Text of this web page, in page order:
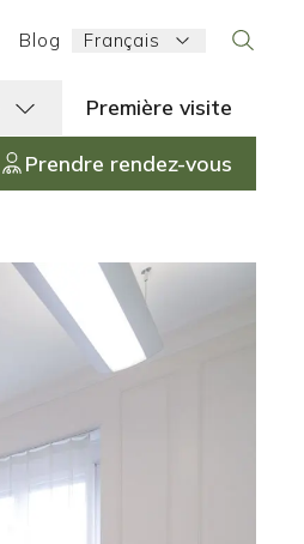
Première visite
Prendre rendez-vous
Blog Language:
Français Search